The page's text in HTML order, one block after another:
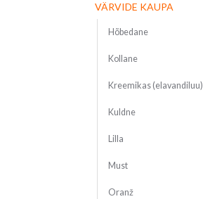
VÄRVIDE KAUPA
Hõbedane
Kollane
Kreemikas (elavandiluu)
Kuldne
Lilla
Must
Oranž